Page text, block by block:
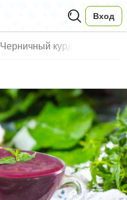
Вход
Черничный курд